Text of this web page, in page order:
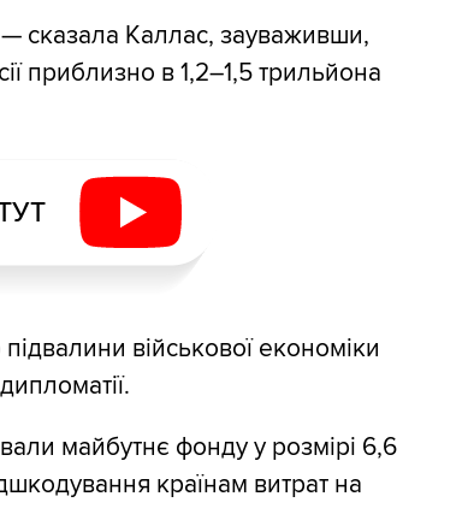
— сказала Каллас, зауваживши,
приблизно в 1,2–1,5 трильйона
військової економіки
майбутнє фонду у розмірі 6,6
країнам витрат на